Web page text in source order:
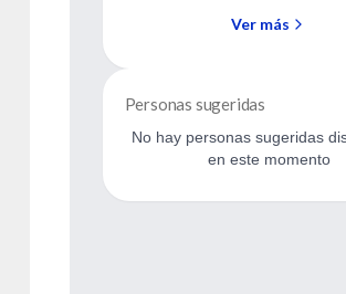
subdiagnosticado.
Ver más
Personas sugeridas
No hay personas sugeridas
en este momento